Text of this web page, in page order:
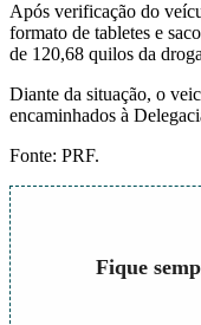
Após verificação do
formato de tabletes e
de 120,68 quilos da
Diante da situação, o
encaminhados à
Fonte: PRF.
Fique